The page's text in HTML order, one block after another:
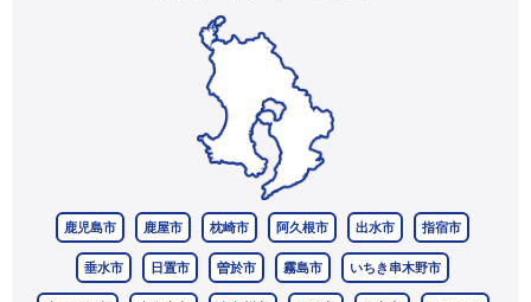
鹿児島市 鹿屋市 枕崎市 阿久根市 出水市 指宿市
垂水市 日置市 曽於市 霧島市 いちき串木野市